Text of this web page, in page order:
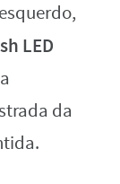
LED
da